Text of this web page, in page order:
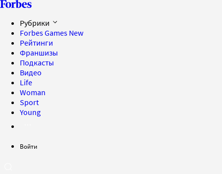
Рубрики
Forbes Games New
Рейтинги
Франшизы
Подкасты
Видео
Life
Woman
Sport
Young
Войти